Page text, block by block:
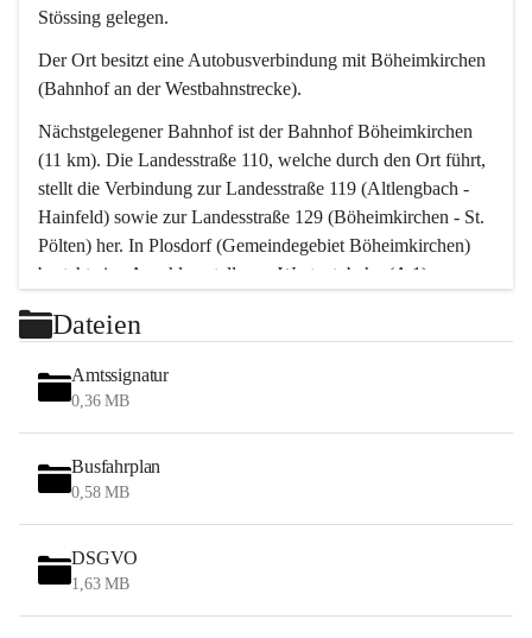
Stössing gelegen.
Der Ort besitzt eine Autobusverbindung mit Böheimkirchen
(Bahnhof an der Westbahnstrecke).
Nächstgelegener Bahnhof ist der Bahnhof Böheimkirchen
(11 km). Die Landesstraße 110, welche durch den Ort führt,
stellt die Verbindung zur Landesstraße 119 (Altlengbach -
Hainfeld) sowie zur Landesstraße 129 (Böheimkirchen - St.
Pölten) her. In Plosdorf (Gemeindegebiet Böheimkirchen)
besteht eine Anschlussstelle zur Westautobahn (A 1).
Wien erreicht man in ca. 45 Minuten.
Stössing zählt noch zum Naherholungsraum Wien sowie
zum Naherholungsraum St. Pölten. Viele Bauernhöfe hatten
„ihre Wiener“. Seit 1960 bauten viele Wiener
Wochenendhäuser im Gemeindegebiet. Wegen des
waldreichen Jagdgebietes haben viele Jagdpächter ihre
Das Wandern ist aus touristischer Sicht die bedeutendste
Tätigkeit. Das hügelige Gebiet mit Wanderwegen durch
Wiesen, Wälder und Obstkulturen lädt dazu ein. Gefördert
Dateien
Amtssignatur
0,36 MB
Busfahrplan
0,58 MB
DSGVO
1,63 MB